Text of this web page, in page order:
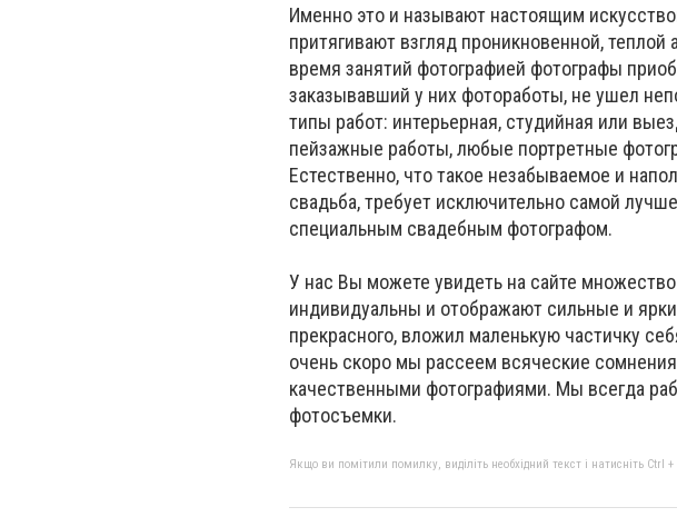
Именно это и называют настоящим
притягивают взгляд проникновенной,
время занятий фотографией фотографы
заказывавший у них фотоработы, не ушел
типы работ: интерьерная, студийная или
пейзажные работы, любые портретные
Естественно, что такое незабываемое и
свадьба, требует исключительно самой
специальным свадебным фотографом.
У нас Вы можете увидеть на сайте
индивидуальны и отображают сильные и
прекрасного, вложил маленькую частичку
очень скоро мы рассеем всяческие
качественными фотографиями. Мы всегда
фотосъемки.
Якщо ви помітили помилку, виділіть необхідний текст і натисніть Ctrl